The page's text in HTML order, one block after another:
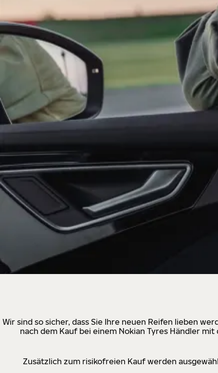
Wir sind so sicher, dass Sie Ihre neuen Reifen lieben
nach dem Kauf bei einem Nokian Tyres Händler
Zusätzlich zum risikofreien Kauf werden